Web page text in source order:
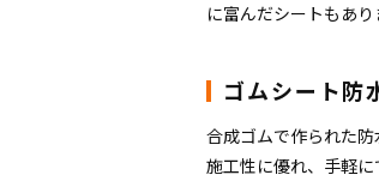
に富んだシートもあり
ゴムシート防
合成ゴムで作られた防
施工性に優れ、手軽に